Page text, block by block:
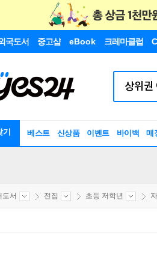
국도서 중고샵 eBook 크레마클럽
베스트 신상품 이벤트 바이백 매
도서 전집 초등 저학년